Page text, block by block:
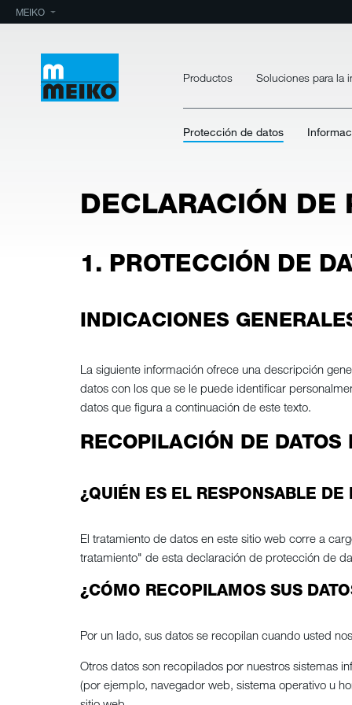
MEIKO
Productos Soluciones para la
Protección de datos
DECLARACIÓN DE
1. PROTECCIÓN DE
INDICACIONES
La siguiente información ofrece una descripción
datos con los que se le puede identificar
datos que figura a continuación de este texto.
RECOPILACIÓN DE
¿QUIÉN ES EL RESPONSABLE
El tratamiento de datos en este sitio web corre a
tratamiento" de esta declaración de protección de
¿CÓMO RECOPILAMOS SUS
Por un lado, sus datos se recopilan cuando usted
Otros datos son recopilados por nuestros sistemas
(por ejemplo, navegador web, sistema operativo u